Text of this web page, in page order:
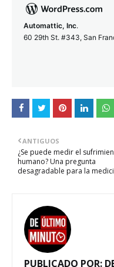
Automattic, Inc.
60 29th St. #343, San
ANTIGUOS
¿Se puede medir el
humano? Una pregunta
desagradable para la
PUBLICADO POR: